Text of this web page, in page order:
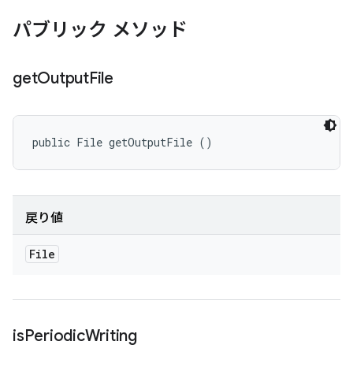
パブリック メソッド
getOutputFile
public File getOutputFile ()
戻り値
File
isPeriodicWriting